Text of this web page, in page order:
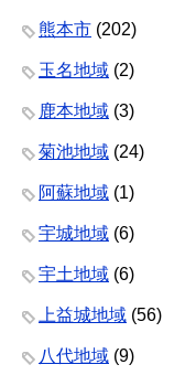
熊本市 (202)
玉名地域 (2)
鹿本地域 (3)
菊池地域 (24)
阿蘇地域 (1)
宇城地域 (6)
宇土地域 (6)
上益城地域 (56)
八代地域 (9)